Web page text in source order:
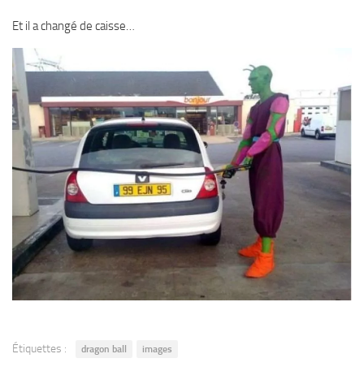
Et il a changé de caisse…
Étiquettes : dragon ball images